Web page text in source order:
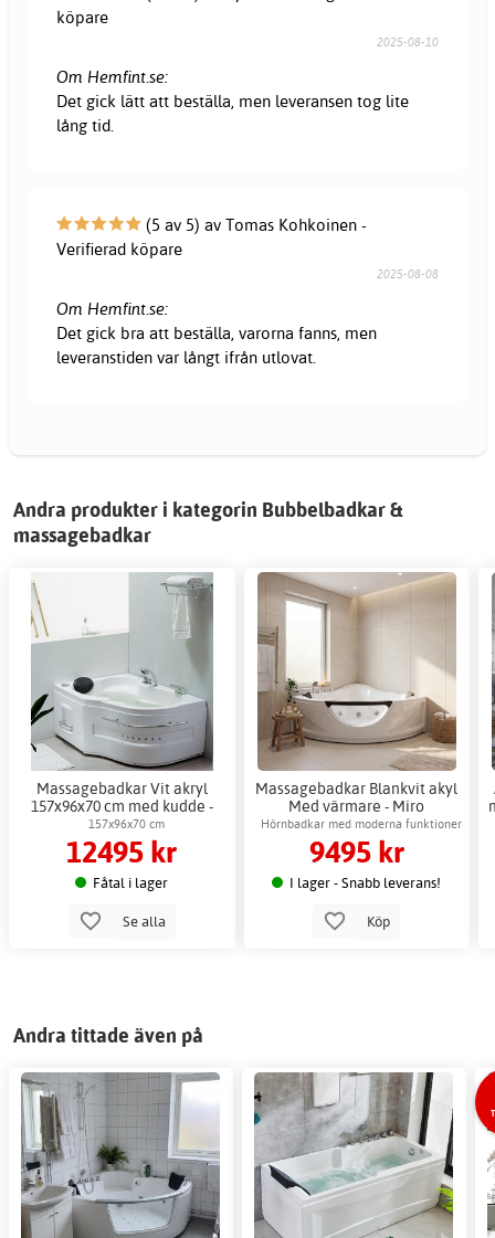
köpare
2025-08-10
Om Hemfint.se:
Det gick lätt att beställa, men leveransen tog lite
lång tid.
(5 av 5) av Tomas Kohkoinen -
Verifierad köpare
2025-08-08
Om Hemfint.se:
Det gick bra att beställa, varorna fanns, men
leveranstiden var långt ifrån utlovat.
Andra produkter i kategorin Bubbelbadkar &
massagebadkar
Massagebadkar Vit akryl
157x96x70 cm med kudde -
Gladys
157x96x70 cm
12495 kr
Fåtal i lager
Se alla
Massagebadkar Blankvit akyl
Med värmare - Miro
Hörnbadkar med moderna funktioner
9495 kr
I lager - Snabb leverans!
Köp
Andra tittade även på